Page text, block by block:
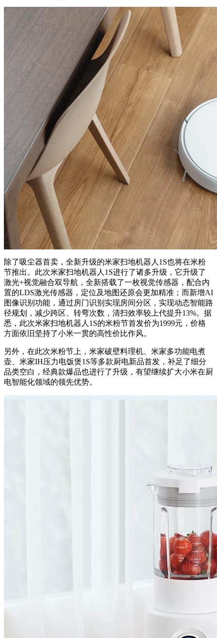
除了吸尘器首卖，全新升级的米家扫地机器人1S也将在米粉
节推出。此次米家扫地机器人1S进行了诸多升级，它升级了
激光+视觉融合双导航，全新搭载了一枚视觉传感器，配合内
置的LDS激光传感器，定位及地图还原会更加精准；而新增AI
图像识别功能，通过房门识别实现房间分区，实现动态智能路
径规划，减少跨区、转弯次数，清扫效率较上代提升13%。据
悉，此次米家扫地机器人1S的米粉节首发价为1999元，价格
方面依旧坚持了小米一贯的高性价比作风。
另外，在此次米粉节上，米家破壁料理机、米家多功能电煮
壶、米家IH压力电饭煲1S等多款厨电新品首发，补足了细分
品类空白，经典款爆品也进行了升级，有望继续扩大小米在厨
电智能化领域的领先优势。